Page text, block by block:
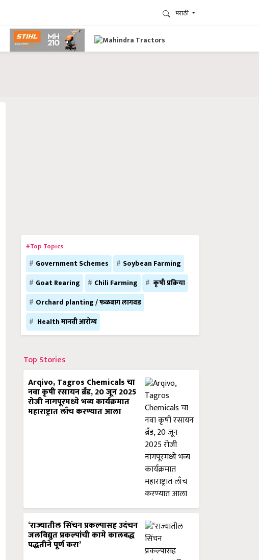
मराठी
#Top Topics
Government Schemes
Soybean Farming
Goat Rearing
Chili Farming
कृषी प्रक्रिया
Orchard planting / फळबाग लागवड
Health मानवी आरोग्य
Top Stories
Arqivo, Tagros Chemicals चा
नवा कृषी रसायन ब्रँड, 20 जून 2025
रोजी नागपूरमध्ये भव्य कार्यक्रमात
महाराष्ट्रात लाँच करण्यात आला
‘राज्यातील सिंचन प्रकल्पासह उदंचन
जलविद्युत प्रकल्पांची कामे कालबद्ध
पद्धतीने पूर्ण करा’